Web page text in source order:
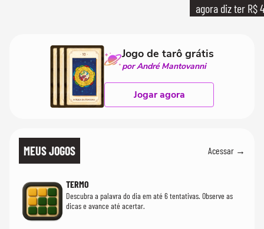
agora diz ter R$
Jogo de tarô grátis
por André Mantovanni
Jogar agora
MEUS JOGOS Acessar →
TERMO
Descubra a palavra do dia em até 6 tentativas. Observe as
dicas e avance até acertar.